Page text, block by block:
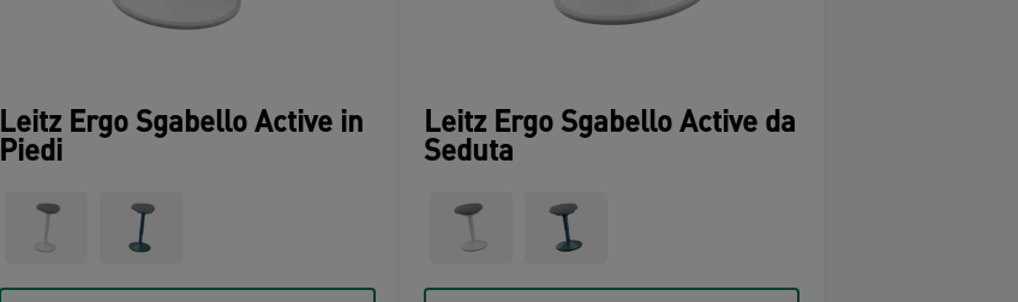
Leitz Ergo Sgabello Active in
Piedi
Leitz Ergo Sgabello Active da
Seduta